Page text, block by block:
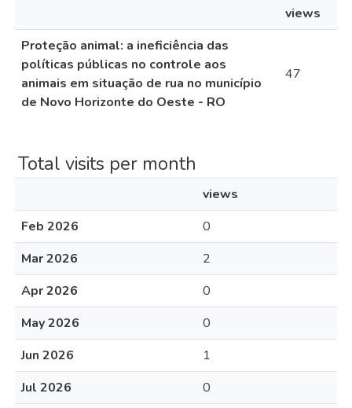
views
Proteção animal: a ineficiência das
políticas públicas no controle aos
animais em situação de rua no município
de Novo Horizonte do Oeste - RO
47
Total visits per month
views
Feb 2026
0
Mar 2026
2
Apr 2026
0
May 2026
0
Jun 2026
1
Jul 2026
0